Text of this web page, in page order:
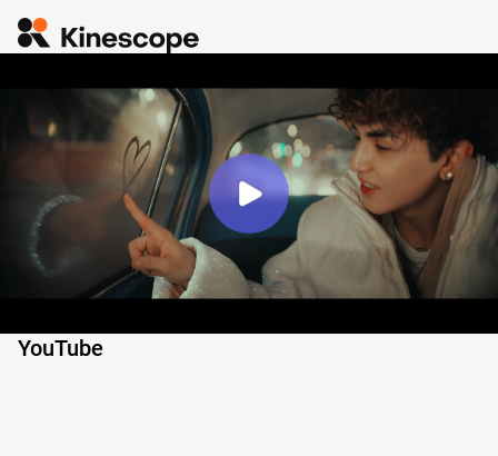
YouTube